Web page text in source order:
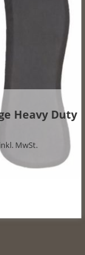
Heavy Duty
MwSt.